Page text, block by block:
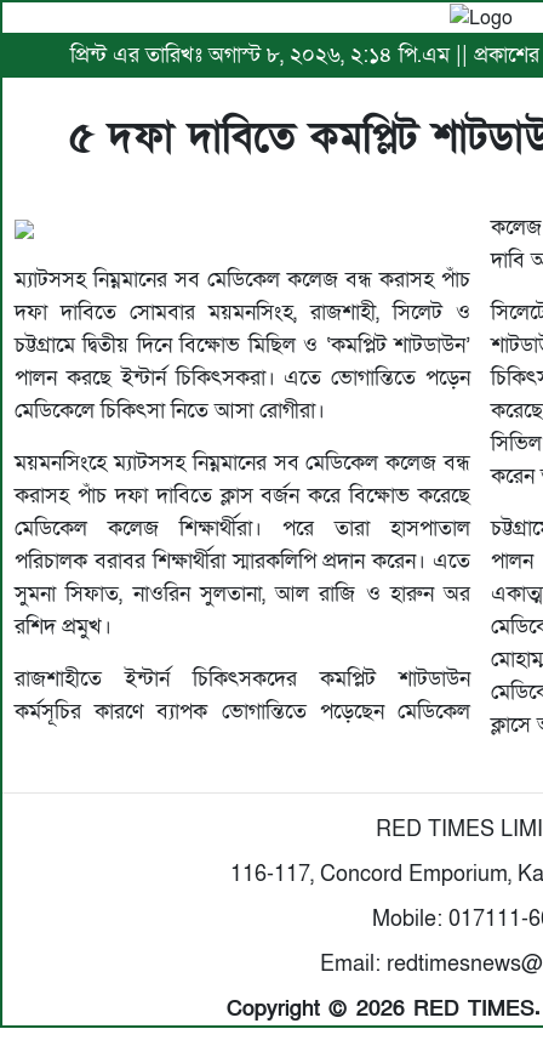
প্রিন্ট এর তারিখঃ অগাস্ট ৮, ২০২৬, ২:১৪ পি.এম ||
৫ দফা দাবিতে কমপ্লিট
ম্যাটসসহ নিম্নমানের সব মেডিকেল কলেজ বন্ধ করাসহ পাঁচ
দফা দাবিতে সোমবার ময়মনসিংহ, রাজশাহী, সিলেট ও
চট্টগ্রামে দ্বিতীয় দিনে বিক্ষোভ মিছিল ও ‘কমপ্লিট শাটডাউন’
পালন করছে ইন্টার্ন চিকিৎসকরা। এতে ভোগান্তিতে পড়েন
মেডিকেলে চিকিৎসা নিতে আসা রোগীরা।
ময়মনসিংহে ম্যাটসসহ নিম্নমানের সব মেডিকেল কলেজ বন্ধ
করাসহ পাঁচ দফা দাবিতে ক্লাস বর্জন করে বিক্ষোভ করেছে
মেডিকেল কলেজ শিক্ষার্থীরা। পরে তারা হাসপাতাল
পরিচালক বরাবর শিক্ষার্থীরা স্মারকলিপি প্রদান করেন। এতে
সুমনা সিফাত, নাওরিন সুলতানা, আল রাজি ও হারুন অর
রশিদ প্রমুখ।
রাজশাহীতে ইন্টার্ন চিকিৎসকদের কমপ্লিট শাটডাউন
কর্মসূচির কারণে ব্যাপক ভোগান্তিতে পড়েছেন মেডিকেল
কলেজ
দাবি
করেন
পালন
RED TIMES
116-117, Concord Emporium,
Mobile: 017111-
Email:
Copyright © 2026 RED